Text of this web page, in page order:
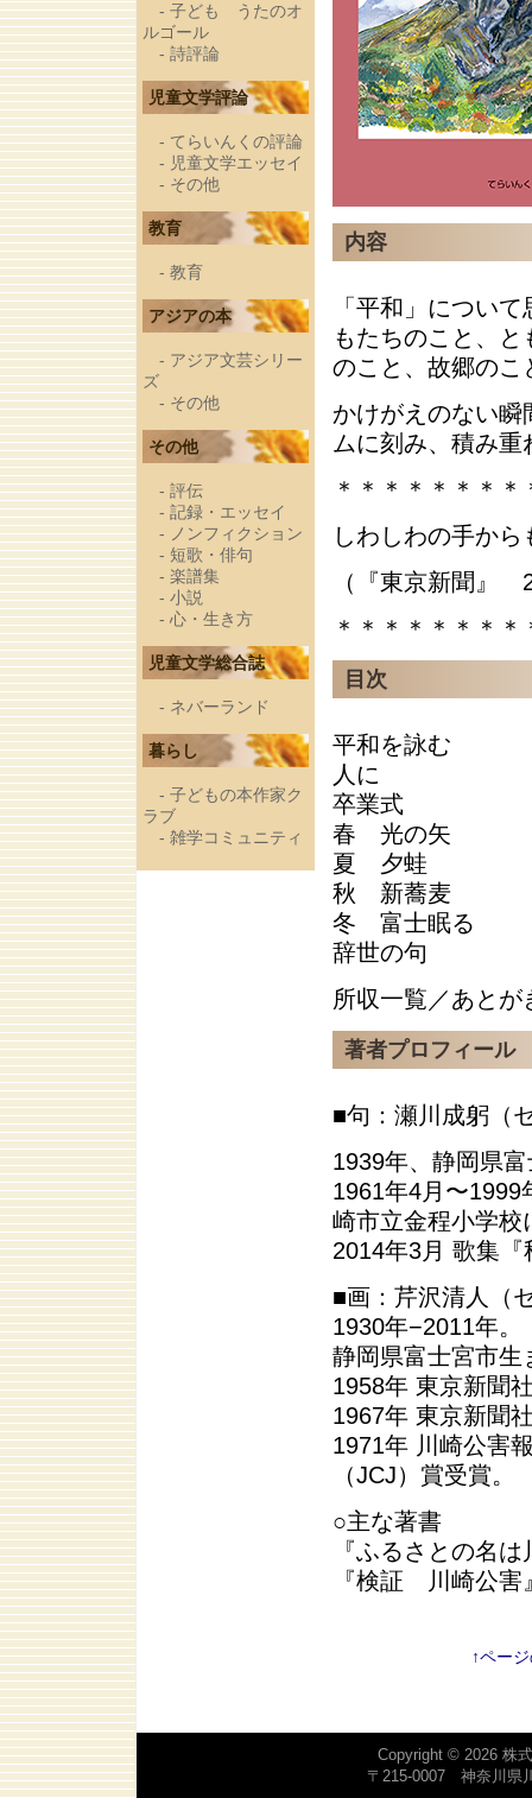
内容
「平和」につい
もたちのこと、
のこと、故郷の
かけがえのない
ムに刻み、積み
＊＊＊＊＊＊＊
しわしわの手か
（『東京新聞』
＊＊＊＊＊＊＊
目次
平和を詠む
人に
卒業式
春 光の矢
夏 夕蛙
秋 新蕎麦
冬 富士眠る
辞世の句
所収一覧／あとが
著者プロフィール
■句：瀬川成躬（
1939年、静岡県
1961年4月〜1999
崎市立金程小学校
2014年3月 歌集
■画：芹沢清人（
1930年−2011年。
静岡県富士宮市生
1958年 東京新聞
1967年 東京新聞
1971年 川崎公害
（JCJ）賞受賞。
○主な著書
『ふるさとの名
『検証 川崎公害
- 子ども うたのオ
ルゴール
- 詩評論
児童文学評論
- てらいんくの評論
- 児童文学エッセイ
- その他
教育
- 教育
アジアの本
- アジア文芸シリー
ズ
- その他
その他
- 評伝
- 記録・エッセイ
- ノンフィクション
- 短歌・俳句
- 楽譜集
- 小説
- 心・生き方
児童文学総合誌
- ネバーランド
暮らし
- 子どもの本作家ク
ラブ
- 雑学コミュニティ
↑ペー
Copyright © 2026 株
〒215-0007 神奈川県